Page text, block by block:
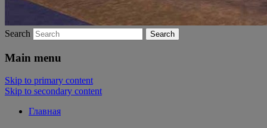
Search
Main menu
Skip to primary content
Skip to secondary content
Главная